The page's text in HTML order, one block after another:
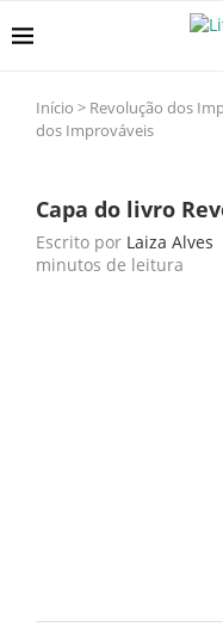
Início > Revolução dos
dos Improváveis
Capa do livro
Escrito por Laiza Alves
minutos de leitura